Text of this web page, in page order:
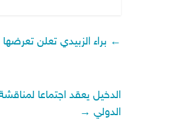
← براء الزبيدي تعلن
الدخيل يعقد اجتماعا
الدولي →